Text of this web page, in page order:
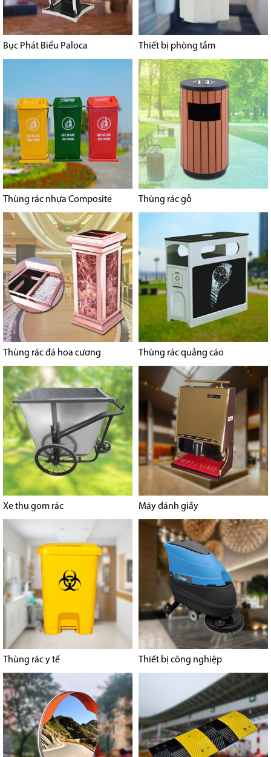
Bục Phát Biểu Paloca Thiết bị phòng tắm
Thùng rác nhựa Composite Thùng rác gỗ
Thùng rác đá hoa cương Thùng rác quảng cáo
Xe thu gom rác Máy đánh giầy
Thùng rác y tế Thiết bị công nghiệp